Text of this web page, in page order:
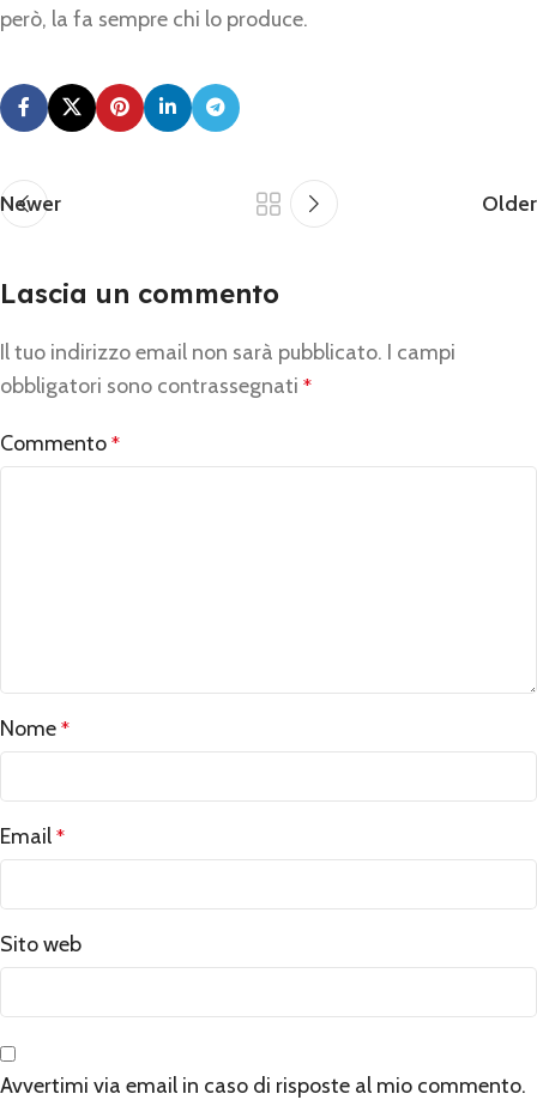
però, la fa sempre chi lo produce.
Newer Older
Lascia un commento
Il tuo indirizzo email non sarà pubblicato. I campi
obbligatori sono contrassegnati *
Commento *
Nome *
Email *
Sito web
Avvertimi via email in caso di risposte al mio commento.
Alternative: